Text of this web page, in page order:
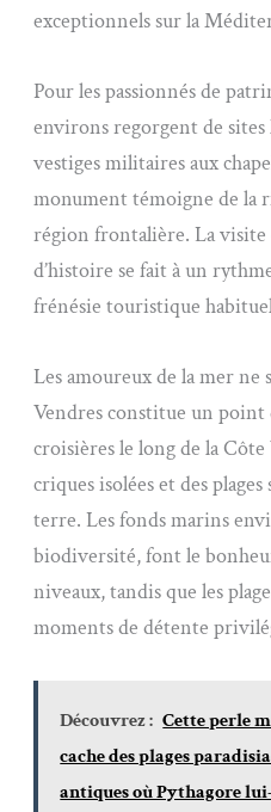
exceptionnels sur la
Pour les passionnés de
environs regorgent de
vestiges militaires aux
monument témoigne de la
région frontalière. La visite
d’histoire se fait à un
frénésie touristique
Les amoureux de la mer ne
Vendres constitue un point
croisières le long de la
criques isolées et des
terre. Les fonds marins
biodiversité, font le
niveaux, tandis que les
moments de détente
Découvrez : Cette perle
cache des plages
antiques où Pythagore